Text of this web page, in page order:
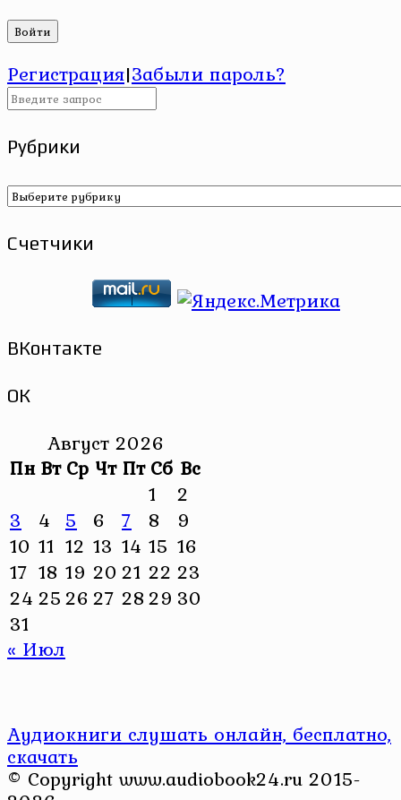
Регистрация|Забыли пароль?
Рубрики
Рубрики
Счетчики
ВКонтакте
ОК
Август 2026
Пн Вт Ср Чт Пт Сб Вс
1
2
3
4 5 6 7 8
9
10 11 12 13 14 15 16
17 18 19 20 21 22 23
24 2526 27 2829 30
31
« Июл
Аудиокниги слушать онлайн, бесплатно,
скачать
© Copyright www.audiobook24.ru 2015-